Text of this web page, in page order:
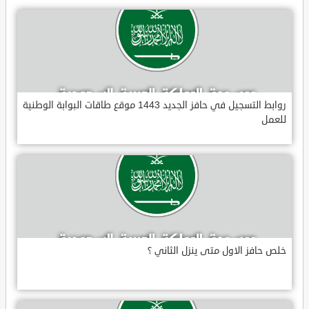
روابط التسجيل في حافز الجديد 1443 موقع طاقات البوابة الوطنية
للعمل
خلص حافز الاول متى ينزل الثاني ؟